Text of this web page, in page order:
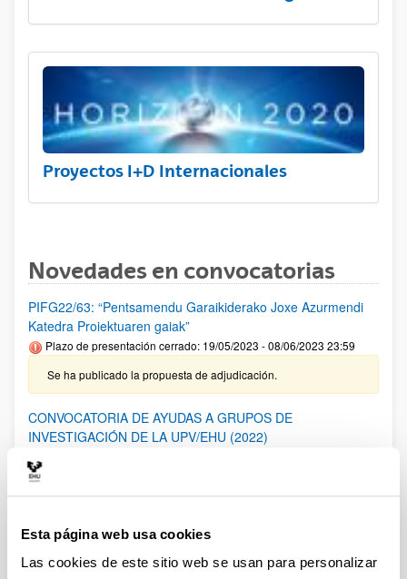
Esta página web usa cookies
Las cookies de este sitio web se usan para personalizar
Proyectos I+D Internacionales
Novedades en convocatorias
PIFG22/63: “Pentsamendu Garaikiderako Joxe Azurmendi
Katedra Proiektuaren gaiak”
Plazo de presentación cerrado: 19/05/2023 - 08/06/2023 23:59
Se ha publicado la propuesta de adjudicación.
CONVOCATORIA DE AYUDAS A GRUPOS DE
INVESTIGACIÓN DE LA UPV/EHU (2022)
ayudas concedidas y denegadas
PIFG22/66: “ Interfaces de Habla Silenciosa”
Plazo de presentación cerrado: 05/05/2023 - 25/05/2023 23:59